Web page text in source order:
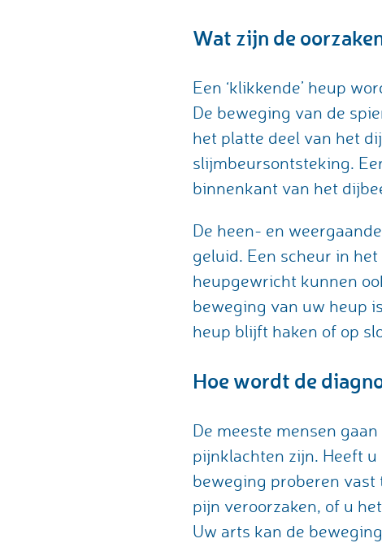
Wat zijn de
Een ‘klikkende’ heup
De beweging van de
het platte deel van het
slijmbeursontsteking.
binnenkant van het
De heen- en
geluid. Een scheur in
heupgewricht kunnen
beweging van uw heup
heup blijft haken of op
Hoe wordt de
De meeste mensen
pijnklachten zijn. Heeft u
beweging proberen vast
pijn veroorzaken, of u
Uw arts kan de